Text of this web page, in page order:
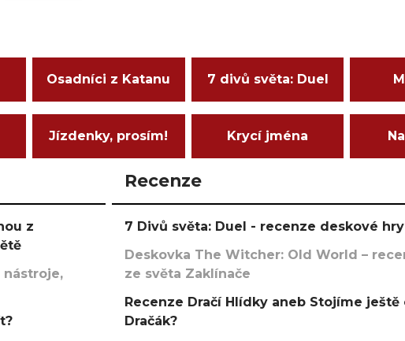
Osadníci z Katanu 7 divů světa: Duel
Jízdenky, prosím! Krycí jména
z
nástroje,
Recenze
7 Divů světa: Duel - recenze deskové hry
Deskovka The Witcher: Old World –
ze světa Zaklínače
Recenze Dračí Hlídky aneb Stojíme ještě
Dračák?